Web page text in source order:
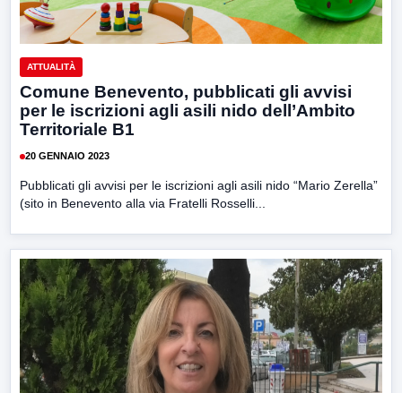
ATTUALITÀ
Comune Benevento, pubblicati gli avvisi
per le iscrizioni agli asili nido dell’Ambito
Territoriale B1
20 GENNAIO 2023
Pubblicati gli avvisi per le iscrizioni agli asili nido “Mario Zerella”
(sito in Benevento alla via Fratelli Rosselli...